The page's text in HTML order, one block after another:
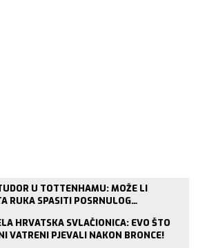
U TOTTENHAMU: MOŽE LI
RUKA SPASITI POSRNULOG
HRVATSKA SVLAČIONICA: EVO ŠTO
VATRENI PJEVALI NAKON BRONCE!